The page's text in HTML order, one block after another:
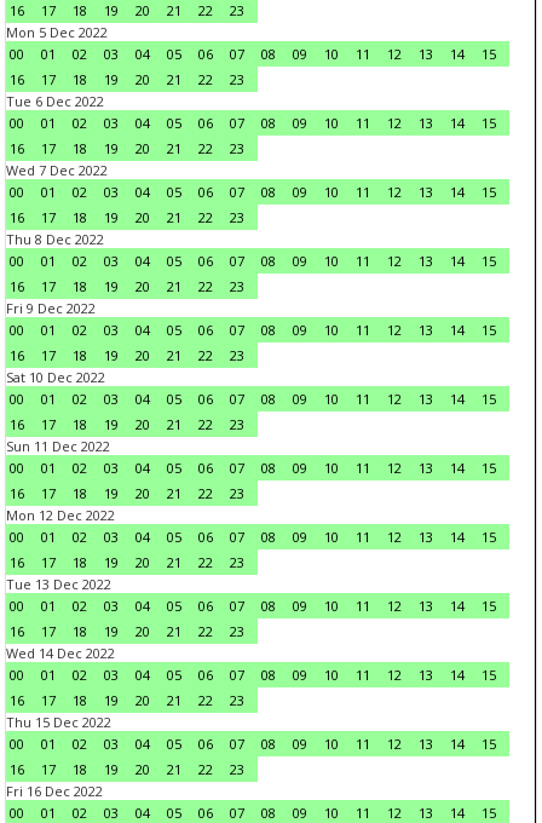
16
17 18 19 20 21 22
23
Mon 5 Dec 2022
00
01 02 03 04 05 06 07 08 09 10 11 12 13 14
15
16
17 18 19 20 21 22
23
Tue 6 Dec 2022
00
01 02 03 04 05 06 07 08 09 10 11 12 13 14
15
16
17 18 19 20 21 22
23
Wed 7 Dec 2022
00
01 02 03 04 05 06 07 08 09 10 11 12 13 14
15
16
17 18 19 20 21 22
23
Thu 8 Dec 2022
00
01 02 03 04 05 06 07 08 09 10 11 12 13 14
15
16
17 18 19 20 21 22
23
Fri 9 Dec 2022
00
01 02 03 04 05 06 07 08 09 10 11 12 13 14
15
16
17 18 19 20 21 22
23
Sat 10 Dec 2022
00
01 02 03 04 05 06 07 08 09 10 11 12 13 14
15
16
17 18 19 20 21 22
23
Sun 11 Dec 2022
00
01 02 03 04 05 06 07 08 09 10 11 12 13 14
15
16
17 18 19 20 21 22
23
Mon 12 Dec 2022
00
01 02 03 04 05 06 07 08 09 10 11 12 13 14
15
16
17 18 19 20 21 22
23
Tue 13 Dec 2022
00
01 02 03 04 05 06 07 08 09 10 11 12 13 14
15
16
17 18 19 20 21 22
23
Wed 14 Dec 2022
00
01 02 03 04 05 06 07 08 09 10 11 12 13 14
15
16
17 18 19 20 21 22
23
Thu 15 Dec 2022
00
01 02 03 04 05 06 07 08 09 10 11 12 13 14
15
16
17 18 19 20 21 22
23
Fri 16 Dec 2022
00
01 02 03 04 05 06 07 08 09 10 11 12 13 14
15